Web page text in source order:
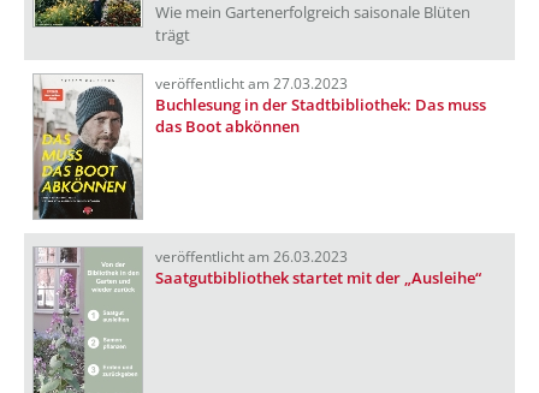
Wie mein Gartenerfolgreich saisonale Blüten
trägt
veröffentlicht am 27.03.2023
Buchlesung in der Stadtbibliothek: Das muss
das Boot abkönnen
veröffentlicht am 26.03.2023
Saatgutbibliothek startet mit der „Ausleihe“